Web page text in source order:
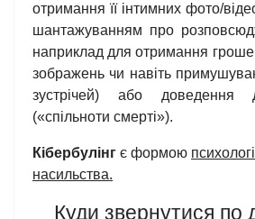
отримання її інтимних фото/
шантажуванням про
наприклад для отримання
зображень чи навіть
зустрічей) або доведення
(«спільноти смерті»).
Кібербулінг є формою
насильства.
Куди звернутися по